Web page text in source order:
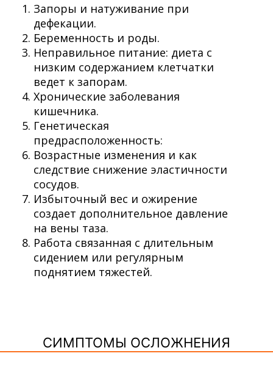
Запоры и натуживание при
дефекации.
Беременность и роды.
Неправильное питание: диета с
низким содержанием клетчатки
ведет к запорам.
Хронические заболевания
кишечника.
Генетическая
предрасположенность:
Возрастные изменения и как
следствие снижение эластичности
сосудов.
Избыточный вес и ожирение
создает дополнительное давление
на вены таза.
Работа связанная с длительным
сидением или регулярным
поднятием тяжестей.
СИМПТОМЫ ОСЛОЖНЕНИЯ